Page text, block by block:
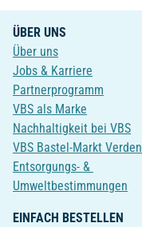
ÜBER UNS
Über uns
Jobs & Karriere
Partnerprogramm
VBS als Marke
Nachhaltigkeit bei VBS
VBS Bastel-Markt Verden
Entsorgungs- &
Umweltbestimmungen
EINFACH BESTELLEN